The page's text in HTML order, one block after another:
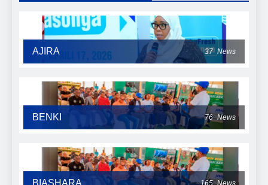
AJIRA 37 News
BENKI 76 News
BIASHARA 165 News